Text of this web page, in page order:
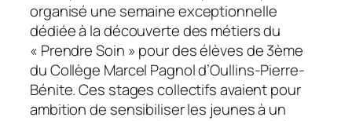
organisé une semaine exceptionnelle
dédiée à la découverte des métiers du
« Prendre Soin » pour des élèves de 3ème
du Collège Marcel Pagnol d’Oullins-Pierre-
Bénite. Ces stages collectifs avaient pour
ambition de sensibiliser les jeunes à un